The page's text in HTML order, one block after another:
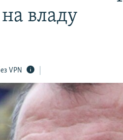
владу
VPN